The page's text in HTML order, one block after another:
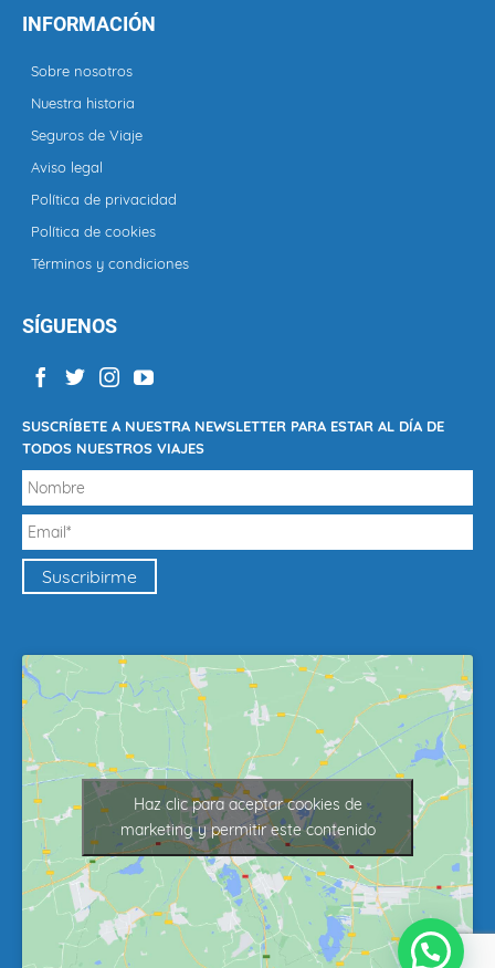
INFORMACIÓN
Sobre nosotros
Nuestra historia
Seguros de Viaje
Aviso legal
Política de privacidad
Política de cookies
Términos y condiciones
SÍGUENOS
SUSCRÍBETE A NUESTRA NEWSLETTER PARA ESTAR AL DÍA DE
TODOS NUESTROS VIAJES
Haz clic para aceptar cookies de
marketing y permitir este contenido